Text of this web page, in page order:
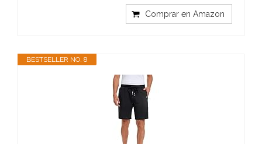
Comprar en Amazon
BESTSELLER NO. 8